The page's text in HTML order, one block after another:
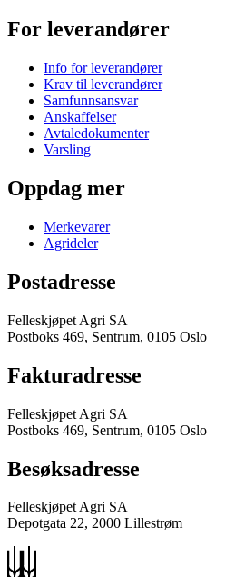
For leverandører
Info for leverandører
Krav til leverandører
Samfunnsansvar
Anskaffelser
Avtaledokumenter
Varsling
Oppdag mer
Merkevarer
Agrideler
Postadresse
Felleskjøpet Agri SA
Postboks 469, Sentrum, 0105 Oslo
Fakturadresse
Felleskjøpet Agri SA
Postboks 469, Sentrum, 0105 Oslo
Besøksadresse
Felleskjøpet Agri SA
Depotgata 22, 2000 Lillestrøm